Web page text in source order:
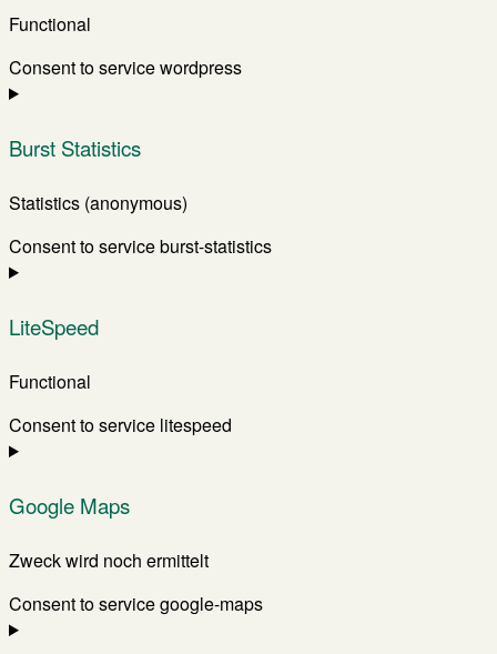
Functional
Consent to service wordpress
Burst Statistics
Statistics (anonymous)
Consent to service burst-statistics
LiteSpeed
Functional
Consent to service litespeed
Google Maps
Zweck wird noch ermittelt
Consent to service google-maps